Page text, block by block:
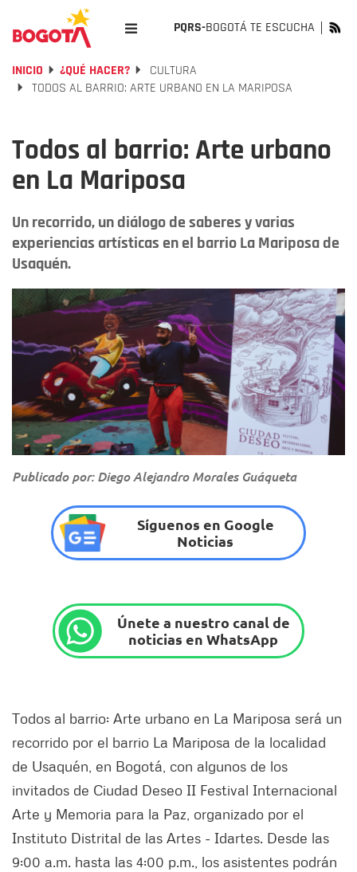
PQRS-BOGOTÁ TE ESCUCHA
INICIO ¿QUÉ HACER?
CULTURA
TODOS AL BARRIO: ARTE URBANO EN LA MARIPOSA
Todos al barrio: Arte urbano
en La Mariposa
Un recorrido, un diálogo de saberes y varias
experiencias artísticas en el barrio La Mariposa de
Usaquén.
Publicado por: Diego Alejandro Morales Guáqueta
Síguenos en Google
Noticias
Únete a nuestro canal de
noticias en WhatsApp
Todos al barrio: Arte urbano en La Mariposa será un
recorrido por el barrio La Mariposa de la localidad
de Usaquén, en Bogotá, con algunos de los
invitados de Ciudad Deseo II Festival Internacional
Arte y Memoria para la Paz, organizado por el
Instituto Distrital de las Artes - Idartes. Desde las
9:00 a.m. hasta las 4:00 p.m., los asistentes podrán